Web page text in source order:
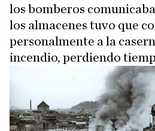
los bomberos
los almacenes tuvo que
personalmente a la
incendio, perdiendo